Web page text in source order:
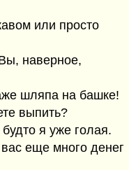
или просто
наверное,
шляпа на башке!
выпить?
я уже голая.
еще много денег